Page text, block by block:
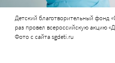
Детский благотворительный фонд
раз провел всероссийскую акцию
Фото с сайта sgdeti.ru